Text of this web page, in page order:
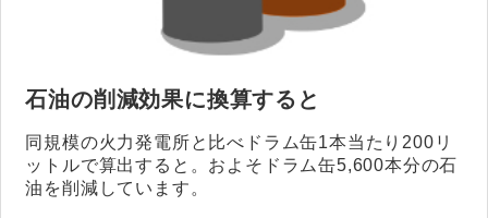
石油の削減効果に換算すると
同規模の火力発電所と比べドラム缶1本当たり200リ
ットルで算出すると。およそドラム缶5,600本分の石
油を削減しています。